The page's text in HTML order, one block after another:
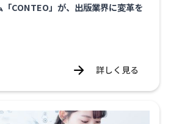
CONTEO」が、出版業界に変革を
詳しく見る